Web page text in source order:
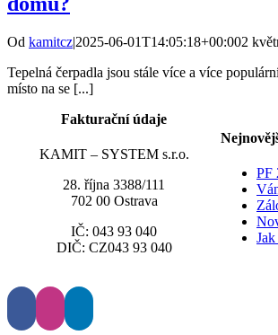
Od kamitcz|2025-06-01T14:05:18+00:002
Tepelná čerpadla jsou stále více a více
místo na se [...]
PF
Fakturační údaje
KAMIT – SYSTEM s.r.o.
28. října 3388/111
702 00 Ostrava
IČ: 043 93 040
DIČ: CZ043 93 040